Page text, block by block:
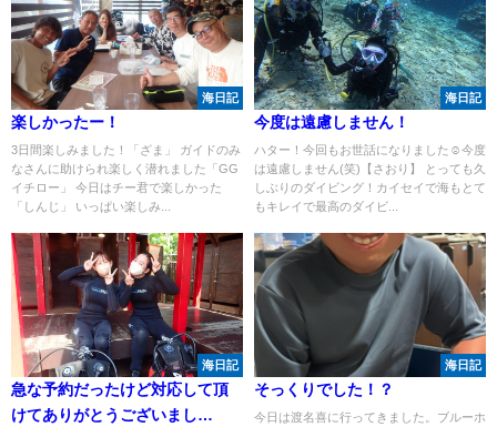
海日記
楽しかったー！
3日間楽しみました！「ざま」 ガイドのみ
なさんに助けられ楽しく潜れました「GG
イチロー」 今日はチー君で楽しかった
「しんじ」 いっぱい楽しみ...
海日記
今度は遠慮しません！
ハター！今回もお世話になりました☺今度
は遠慮しません(笑)【さおり】 とっても久
しぶりのダイビング！カイセイで海もとて
もキレイで最高のダイビ...
海日記
急な予約だったけど対応して頂
けてありがとうございまし
海日記
そっくりでした！？
今日は渡名喜に行ってきました。ブルーホ